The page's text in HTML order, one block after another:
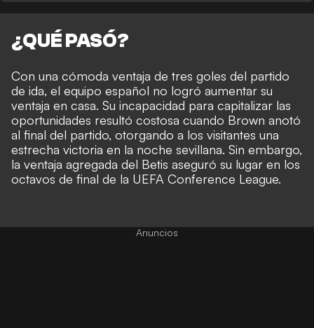
¿QUÉ PASÓ?
Con una cómoda ventaja de tres goles del partido
de ida, el equipo español no logró aumentar su
ventaja en casa. Su incapacidad para capitalizar las
oportunidades resultó costosa cuando Brown anotó
al final del partido, otorgando a los visitantes una
estrecha victoria en la noche sevillana. Sin embargo,
la ventaja agregada del Betis aseguró su lugar en los
octavos de final de la UEFA Conference League.
Anuncios